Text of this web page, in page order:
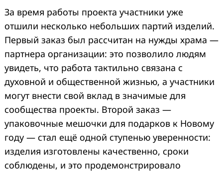
За время работы проекта участники уже
отшили несколько небольших партий изделий.
Первый заказ был рассчитан на нужды храма —
партнера организации: это позволило людям
увидеть, что работа тактильно связана с
духовной и общественной жизнью, а участники
могут внести свой вклад в значимые для
сообщества проекты. Второй заказ —
упаковочные мешочки для подарков к Новому
году — стал ещё одной ступенью уверенности:
изделия изготовлены качественно, сроки
соблюдены, и это продемонстрировало